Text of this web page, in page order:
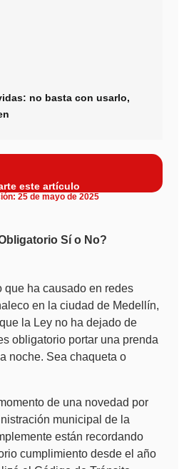
no basta con usarlo,
este artículo
25 de mayo de 2025
Sí o No?
que ha causado en redes
en la ciudad de Medellín,
la Ley no ha dejado de
obligatorio portar una prenda
noche. Sea chaqueta o
de una novedad por
municipal de la
están recordando
cumplimiento desde el año